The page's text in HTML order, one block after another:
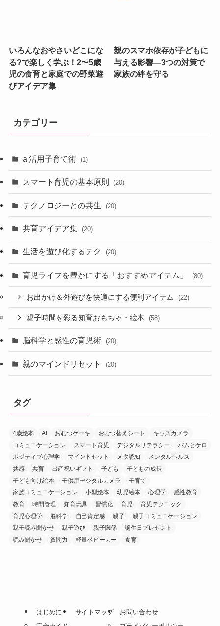
いろんなおやさいどこにな
る?で楽しく学ぶ！2〜5歳
児の食育と家庭での野菜遊
びアイデア集
親のスマホ依存が子どもに
与える影響—3つの対策で
家族の絆を守る
カテゴリー
ai活用子育て術 (1)
スマート育児の基本原則 (20)
テクノロジーとの共生 (20)
共育アイデア集 (20)
生活を遊び化するテク (20)
育児ライフを豊かにする「おすすめアイテム」 (80)
お出かけ＆外遊びを快適にする便利アイテム (22)
親子時間を彩る知育おもちゃ・絵本 (58)
脳科学と感性の育児術 (20)
親のマインドリセット (20)
タグ
4歳絵本 AI おむつケーキ おむつ替えシート
キッズカメラ
コミュニケーション
スマート育児 デジタルリテラシー
バムとケロ
ポジティブ心理学
マインドセット メタ認知
メンタルヘルス
共感
共育 出産祝いギフト 子ども
子どもの成長
子ども向け絵本
子供用デジタルカメラ
子育て
家族コミュニケーション
小型絵本 幼児絵本 心理学
感性教育
教育
時間管理 知育玩具 習慣化 育児
育児テクニック
育児心理学
脳科学 自己肯定感 親子
親子コミュニケーション
親子読み聞かせ
親子遊び 親子関係
誕生日プレゼント
読み聞かせ
質問力 軽量ベビーカー 食育
はじめに
サイトマップ
お問い合わせ